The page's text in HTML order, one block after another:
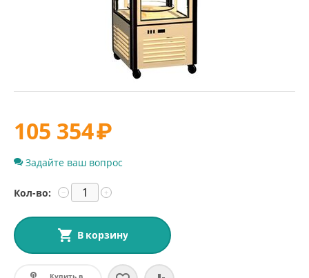
105 354₽
Задайте ваш вопрос
Кол-во: +
−
В корзину
Купить в